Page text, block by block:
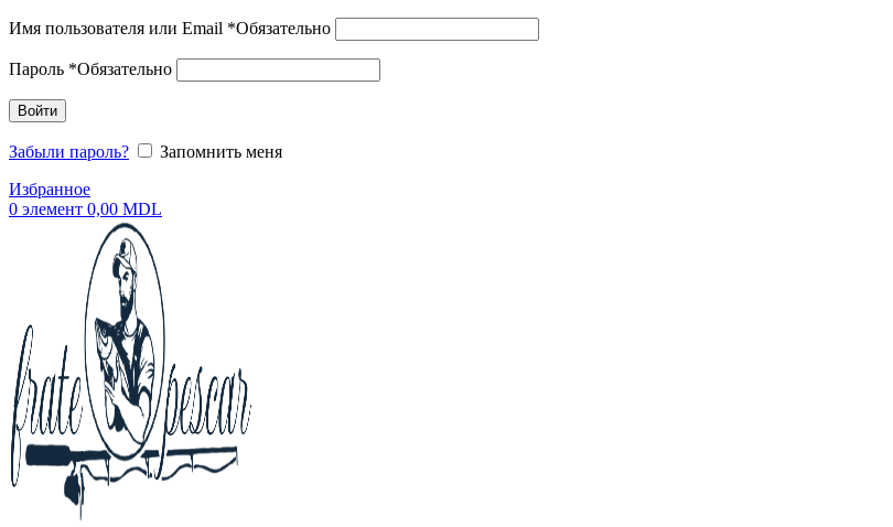
Имя пользователя или Email *Обязательно
Пароль *Обязательно
Войти
Забыли пароль?
Запомнить меня
Избранное
0 элемент 0,00 MDL